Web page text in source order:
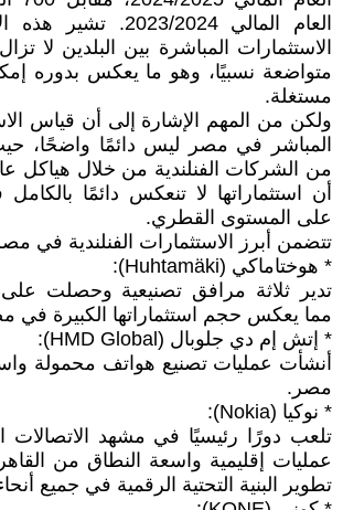
العام المالي 2023/
الاستثمارات المباشرة بين البلدين لا
متواضعة نسبيًا، وهو ما يعكس بدوره
مستغلة.
ولكن من المهم الإشارة إلى أن قياس
المباشر في مصر ليس دائمًا واضحًا،
من الشركات الفنلندية من خلال هياكل
أن استثماراتها لا تنعكس دائمًا
على المستوى القطري.
تتضمن أبرز الاستثمارات الفنلندية في
* هوختاماكي (Huhtamäki):
تدير ثلاثة مرافق تصنيعية وحصلت
مما يعكس حجم استثماراتها الكبيرة في
* إتش إم دي جلوبال (HMD Global):
أنشأت عمليات تصنيع هواتف محمولة
مصر.
* نوكيا (Nokia):
تلعب دورًا رئيسيًا في مشهد الاتصالات
عمليات إقليمية واسعة النطاق من
تطوير البنية التحتية الرقمية في جميع